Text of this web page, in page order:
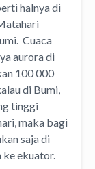
halnya di
Cuaca
aurora di
100 000
di Bumi,
tinggi
maka bagi
saja di
ke ekuator.